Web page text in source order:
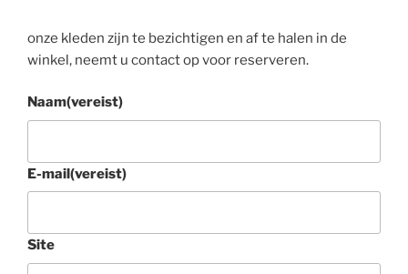
onze kleden zijn te bezichtigen en af te halen in de
winkel, neemt u contact op voor reserveren.
Naam(vereist)
E-mail(vereist)
Site